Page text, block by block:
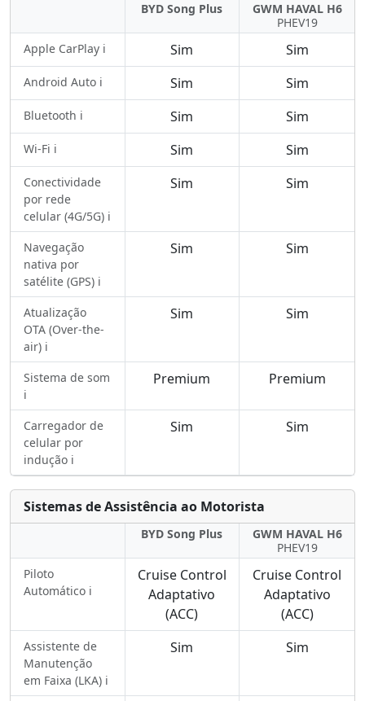
BYD Song Plus
GWM HAVAL H6
PHEV19
Apple CarPlay ℹ️
Sim Sim
Android Auto ℹ️ Sim Sim
Bluetooth ℹ️ Sim Sim
Wi-Fi ℹ️ Sim Sim
Conectividade
por rede
celular (4G/5G) ℹ️
Sim Sim
Navegação
nativa por
satélite (GPS) ℹ️
Sim Sim
Atualização
OTA (Over-the-
air) ℹ️
Sim Sim
Sistema de som
ℹ️
Premium Premium
Carregador de
celular por
indução ℹ️
Sim Sim
Sistemas de Assistência ao Motorista
BYD Song Plus
GWM HAVAL H6
PHEV19
Piloto
Automático ℹ️
Cruise Control
Adaptativo
(ACC)
Cruise Control
Adaptativo
(ACC)
Assistente de
Manutenção
em Faixa (LKA) ℹ️
Sim Sim